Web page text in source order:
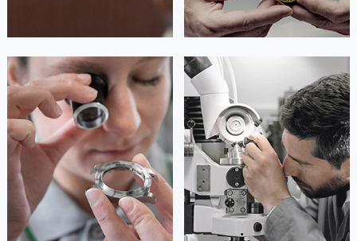
安尼塔·阿普里尔
资深浪琴技师
是北京石景山区浪琴维修服务中心
(北京浪琴维修服务点)
的高级技师之一
Beijing 浪琴 Maintain center
 北京石景山区浪琴维修
贝亚特·布兰奇
资深浪琴技师
是北京海淀区浪琴维修服务中心
(北京浪琴维修服务点)
的高级技师之一
Beijing 浪琴 Maintain center
 北京海淀区浪琴维修